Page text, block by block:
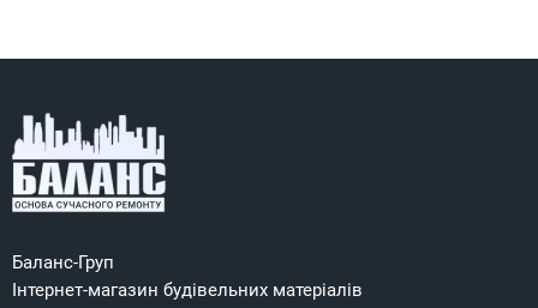
Баланс-Груп
Інтернет-магазин будівельних матеріалів